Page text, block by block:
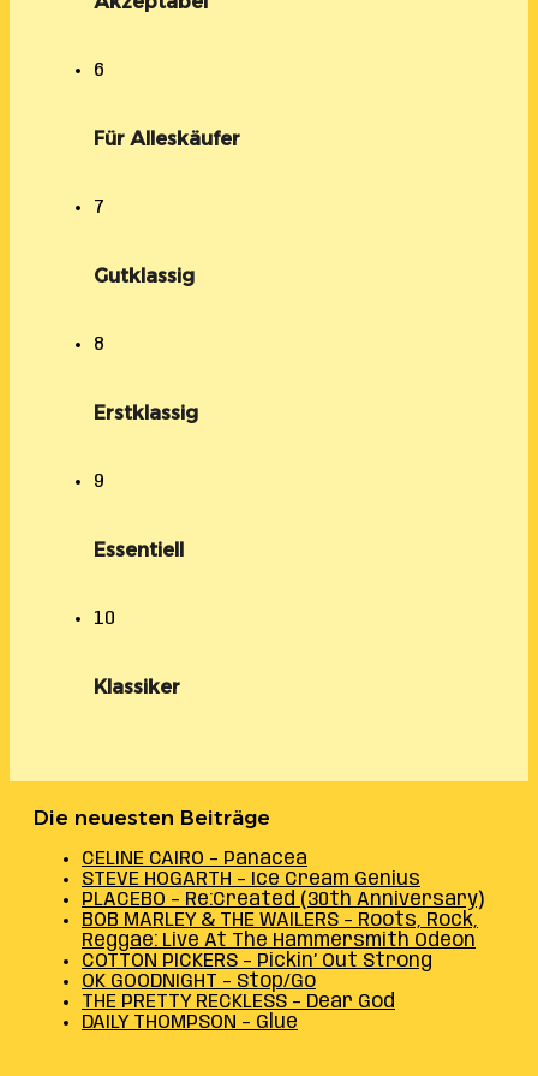
6
Für Alleskäufer
7
Gutklassig
8
Erstklassig
9
Essentiell
10
Klassiker
Die neuesten Beiträge
CELINE CAIRO – Panacea
STEVE HOGARTH – Ice Cream Genius
PLACEBO – Re:Created (30th Anniversary)
BOB MARLEY & THE WAILERS – Roots, Rock,
Reggae: Live At The Hammersmith Odeon
COTTON PICKERS – Pickin’ Out Strong
OK GOODNIGHT – Stop/Go
THE PRETTY RECKLESS – Dear God
DAILY THOMPSON – Glue